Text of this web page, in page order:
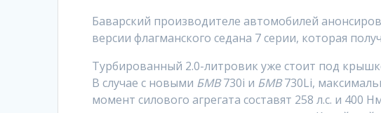
Баварский производителе автомобилей
версии флагманского седана 7 серии, которая
Турбированный 2.0-литровик уже стоит под
В случае с новыми БМВ730i и БМВ730Li,
момент силового агрегата составят 258 л.с. и 400